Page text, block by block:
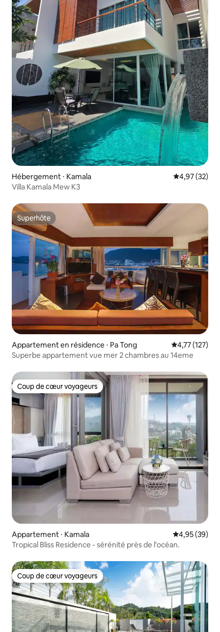
Hébergement ⋅ Kamala Évaluation
4,97 (32)
Villa Kamala Mew K3
Superhôte
Superhôte
Appartement en résidence ⋅ Pa Tong Évaluation
4,77 (127)
Superbe appartement vue mer 2 chambres au 14eme
Coup de cœur voyageurs
Coup de cœur voyageurs
Appartement ⋅ Kamala Évaluation
4,95 (39)
Tropical Bliss Residence - sérénité près de l'océan.
Coup de cœur voyageurs
Coup de cœur voyageurs